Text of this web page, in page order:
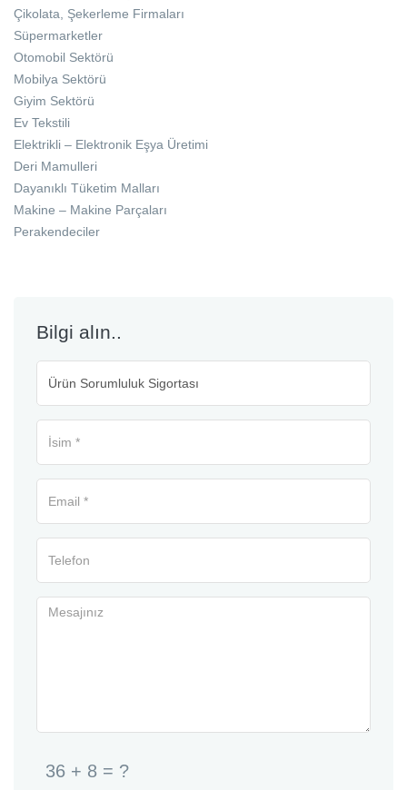
Çikolata, Şekerleme Firmaları
Süpermarketler
Otomobil Sektörü
Mobilya Sektörü
Giyim Sektörü
Ev Tekstili
Elektrikli – Elektronik Eşya Üretimi
Deri Mamulleri
Dayanıklı Tüketim Malları
Makine – Makine Parçaları
Perakendeciler
Bilgi alın..
36 + 8 = ?